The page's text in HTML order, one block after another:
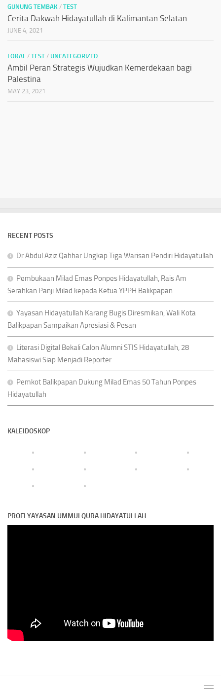
GUNUNG TEMBAK / TEST
Cerita Dakwah Hidayatullah di Kalimantan Selatan
JUNE 4, 2021
LOKAL / TEST / UNCATEGORIZED
Ambil Peran Strategis Wujudkan Kemerdekaan bagi
Palestina
MAY 23, 2021
RECENT POSTS
Dr Abdul Aziz Qahhar Ungkap Tiga Warisan Pendiri Hidayatullah
Pembukaan Milad Emas Ponpes Hidayatullah, Rais Am
Serahkan Panji Milad kepada Ketua YPPH Balikpapan
Yayasan Hidayatullah Karang Bugis Diresmikan, Wali Kota
Balikpapan Sampaikan Apresiasi & Pesan
Literasi Digital Bekali Calon Alumni STIS Hidayatullah, 28
Mahasiswi Siap Menjadi Reporter
Pemkot Balikpapan Dukung Milad Emas 50 Tahun Ponpes
Hidayatullah
KALEIDOSKOP
PROFI YAYASAN UMMULQURA HIDAYATULLAH